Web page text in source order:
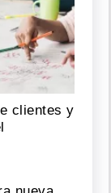
clientes y